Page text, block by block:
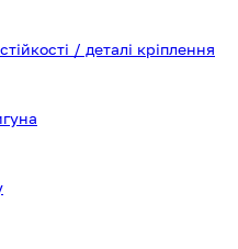
/ деталі кріплення